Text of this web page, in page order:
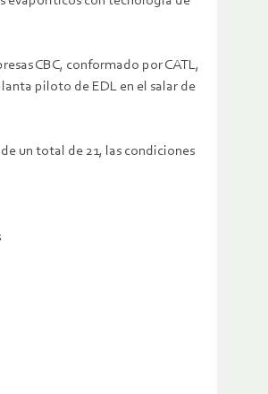
CBC, conformado por CATL,
piloto de EDL en el salar de
un total de 21, las condiciones